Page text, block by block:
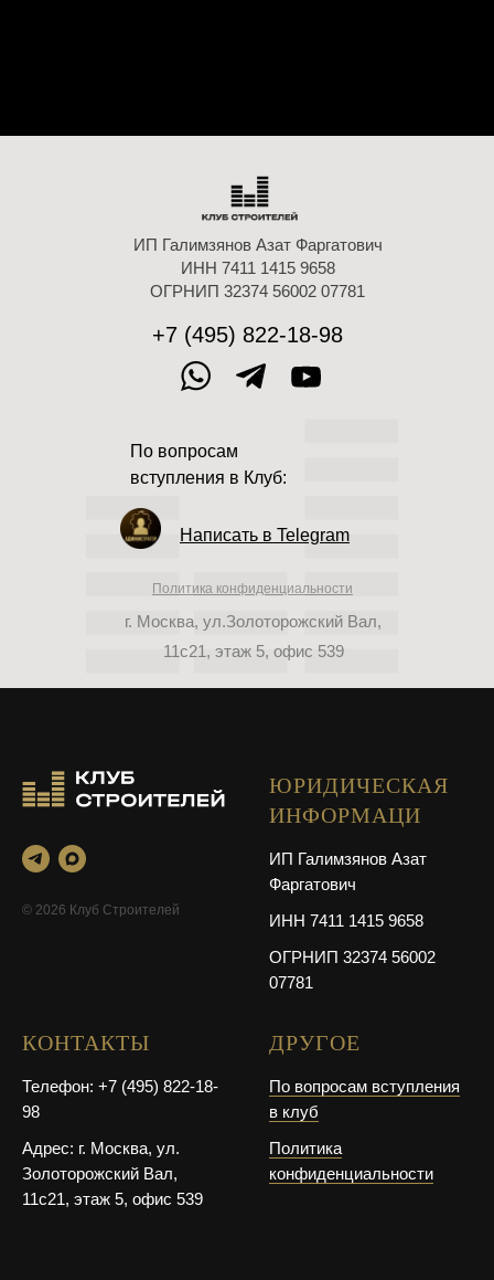
+7 (495) 822-18-98
Политика конфиденциальности
ИП Галимзянов Азат Фаргатович
ИНН 7411 1415 9658
ОГРНИП 32374 56002 07781
г. Москва, ул.Золоторожский Вал,
11с21, этаж 5, офис 539
По вопросам
вступления в Клуб:
Написать в Telegram
© 2026 Клуб Строителей
ЮРИДИЧЕСКАЯ
ИНФОРМАЦИ
ИП Галимзянов Азат
Фаргатович
ИНН 7411 1415 9658
ОГРНИП 32374 56002
07781
КОНТАКТЫ
Телефон: +7 (495) 822-18-
98
Адрес: г. Москва, ул.
Золоторожский Вал,
11с21, этаж 5, офис 539
ДРУГОЕ
По вопросам вступления
в клуб
Политика
конфиденциальности